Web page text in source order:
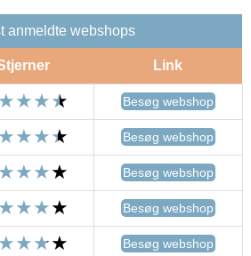
anmeldte webshops
Link
Besøg webshop
Besøg webshop
Besøg webshop
Besøg webshop
Besøg webshop